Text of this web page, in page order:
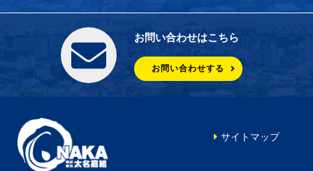
お問い合わせはこちら
お問い合わせする
サイトマップ